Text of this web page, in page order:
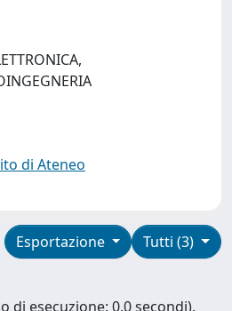
di Ateneo
Tutti (3)
Esportazione
di esecuzione: 0.0 secondi).